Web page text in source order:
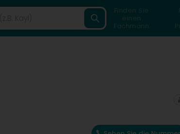
Finden Sie
einen
Fachmann